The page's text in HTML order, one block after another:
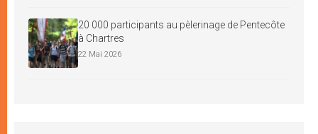
20 000 participants au pèlerinage de Pentecôte
à Chartres
22 Mai 2026